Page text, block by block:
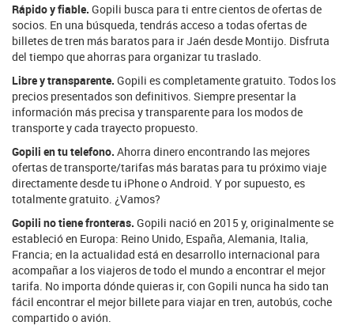
Rápido y fiable. Gopili busca para ti entre cientos de ofertas de
socios. En una búsqueda, tendrás acceso a todas ofertas de
billetes de tren más baratos para ir Jaén desde Montijo. Disfruta
del tiempo que ahorras para organizar tu traslado.
Libre y transparente. Gopili es completamente gratuito. Todos los
precios presentados son definitivos. Siempre presentar la
información más precisa y transparente para los modos de
transporte y cada trayecto propuesto.
Gopili en tu telefono. Ahorra dinero encontrando las mejores
ofertas de transporte/tarifas más baratas para tu próximo viaje
directamente desde tu iPhone o Android. Y por supuesto, es
totalmente gratuito. ¿Vamos?
Gopili no tiene fronteras. Gopili nació en 2015 y, originalmente se
estableció en Europa: Reino Unido, España, Alemania, Italia,
Francia; en la actualidad está en desarrollo internacional para
acompañar a los viajeros de todo el mundo a encontrar el mejor
tarifa. No importa dónde quieras ir, con Gopili nunca ha sido tan
fácil encontrar el mejor billete para viajar en tren, autobús, coche
compartido o avión.